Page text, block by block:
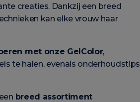
creaties. Dankzij een breed
kan elke vrouw haar
met onze GelColor,
te halen, evenals onderhoudstips
breed assortiment